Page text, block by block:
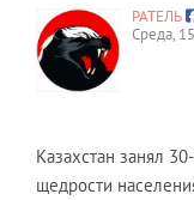
РАТЕЛЬ
Среда,
Казахстан занял
щедрости